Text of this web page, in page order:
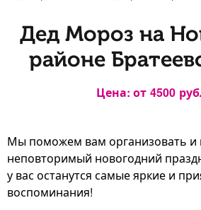
Дед Мороз на
районе
Цена: от 4500
Мы поможем вам организовать и
неповторимый новогодний
у вас останутся самые яркие и
воспоминания!